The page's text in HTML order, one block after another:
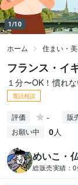
1/10
ホーム 住まい・
フランス・イ
１分〜OK！慣れ
電話相談
評価 - 販
お願い中 0人
めいこ・
総販売実績： 0